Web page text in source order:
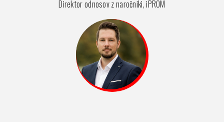
Direktor odnosov z naročniki, iPROM